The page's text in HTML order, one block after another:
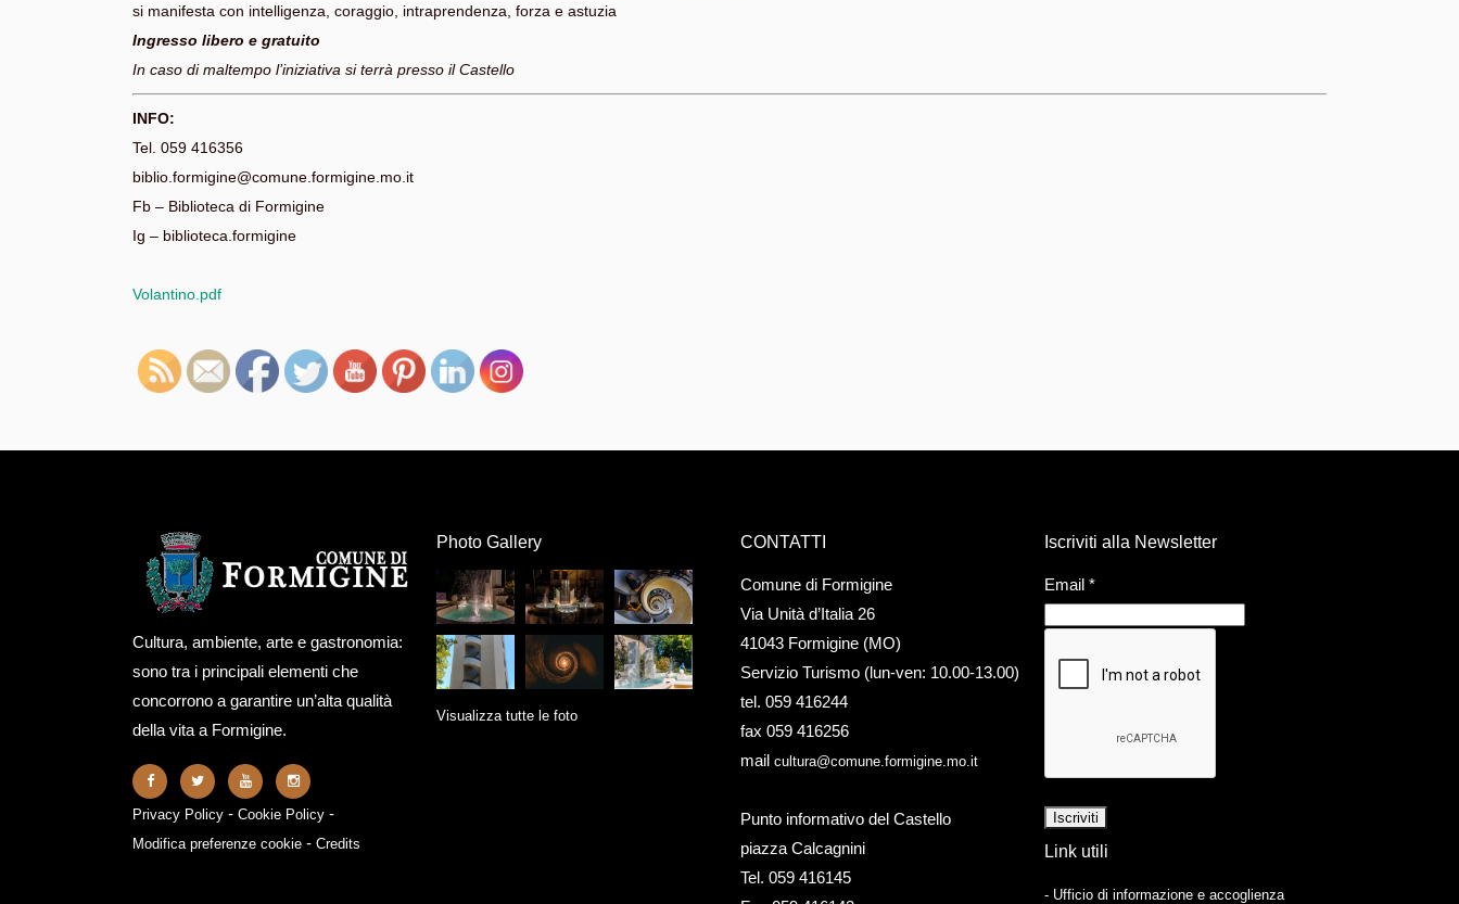
si manifesta con intelligenza, coraggio, intraprendenza, forza e astuzia
Ingresso libero e gratuito
In caso di maltempo l’iniziativa si terrà presso il Castello
INFO:
Tel. 059 416356
biblio.formigine@comune.formigine.mo.it
Fb – Biblioteca di Formigine
Ig – biblioteca.formigine
Volantino.pdf
Cultura, ambiente, arte e gastronomia:
sono tra i principali elementi che
concorrono a garantire un’alta qualità
della vita a Formigine.
Privacy Policy - Cookie Policy -
Modifica preferenze cookie - Credits
Photo Gallery
Visualizza tutte le foto
CONTATTI
Comune di Formigine
Via Unità d’Italia 26
41043 Formigine (MO)
Servizio Turismo (lun-ven: 10.00-13.00)
tel. 059 416244
fax 059 416256
mail cultura@comune.formigine.mo.it
Punto informativo del Castello
piazza Calcagnini
Tel. 059 416145
Iscriviti alla Newsletter
Email *
Link utili
- Ufficio di informazione e accoglienza